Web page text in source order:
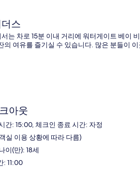
스
는 차로 15분 이내 거리에 워터게이트 베이
의 여유를 즐기실 수 있습니다. 많은 분들이
아웃
간: 15:00, 체크인 종료 시간: 자정
실 이용 상황에 따라 다름)
이(만): 18세
: 11:00